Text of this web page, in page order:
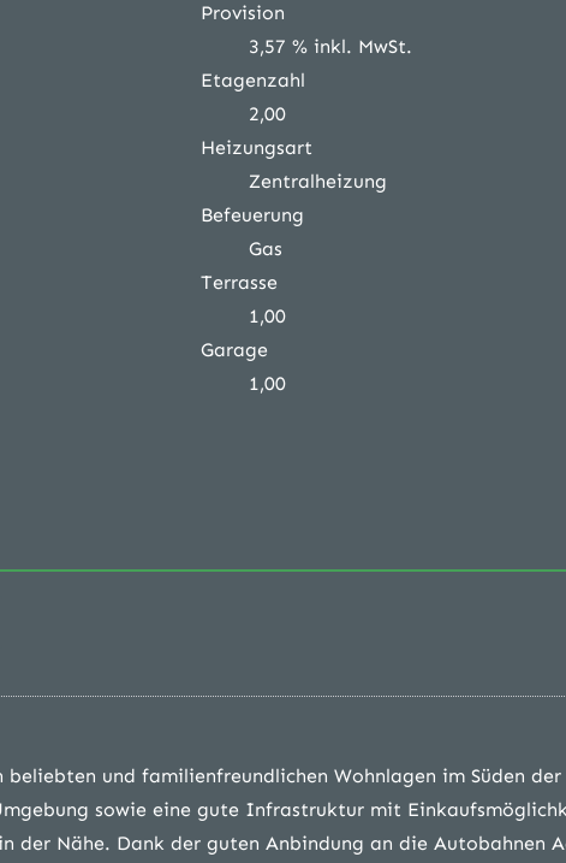
Provision
3,57 % inkl. MwSt.
Etagenzahl
2,00
Heizungsart
Zentralheizung
Befeuerung
Gas
Terrasse
1,00
Garage
1,00
beliebten und familienfreundlichen Wohnlagen im Süden
sowie eine gute Infrastruktur mit
der Nähe. Dank der guten Anbindung an die Autobahnen